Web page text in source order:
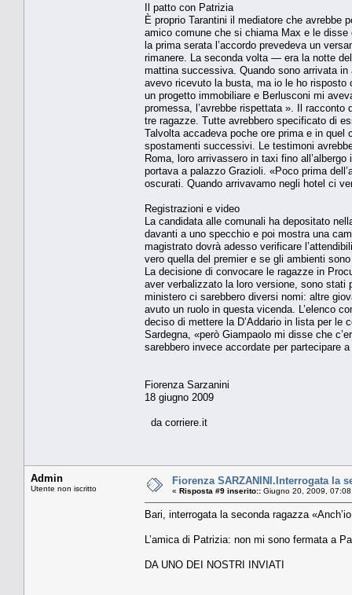
Il patto con Patrizia
È proprio Tarantini il me­diatore che avrebbe
ami­co comune che si chiama Max e le
la pri­ma serata l’accordo prevede­va un
rimanere. La se­conda volta — era la notte
mattina successiva. Quando sono arrivata
avevo ricevuto la busta, ma io le ho risposto
un progetto im­mobiliare e Berlusconi mi
promessa, l’avrebbe ri­spettata ». Il racconto
tre ra­gazze. Tutte avrebbero speci­ficato di
Talvolta acca­deva poche ore prima e in quel
spostamenti suc­cessivi. Le testimoni
Roma, loro arrivassero in taxi fino
portava a pa­lazzo Grazioli. «Poco prima
oscurati. Quando ar­rivavamo negli hotel ci
Registrazioni e video
La candidata alle comuna­li ha depositato
davan­ti a uno specchio e poi mo­stra una
magistrato dovrà adesso verificare
vero quella del premier e se gli ambienti
La decisione di convocare le ragazze in
aver ver­balizzato la loro versione, so­no stati
ministero ci sareb­bero diversi nomi: altre
avuto un ruolo in questa vi­cenda. L’elenco
deciso di met­tere la D’Addario in lista per le
Sardegna, «però Giampao­lo mi disse che
sarebbero inve­ce accordate per partecipare
Fiorenza Sarzanini
18 giugno 2009
da corriere.it
Admin
Utente non iscritto
Fiorenza SARZANINI.Interrogata la
« Risposta #9 inserito:: Giugno 20, 2009,
Bari, interrogata la seconda ragazza
L’amica di Patrizia: non mi sono fermata a
DA UNO DEI NOSTRI INVIATI